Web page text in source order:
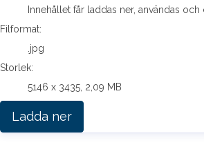
Innehållet får laddas ner, användas
Filformat:
.jpg
Storlek:
5146 x 3435, 2,09 MB
Ladda ner